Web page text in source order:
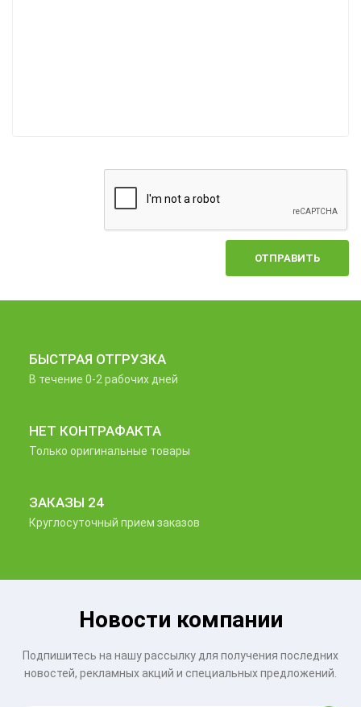
ОТПРАВИТЬ
БЫСТРАЯ ОТГРУЗКА
В течение 0-2 рабочих дней
НЕТ КОНТРАФАКТА
Только оригинальные товары
ЗАКАЗЫ 24
Круглосуточный прием заказов
Новости компании
Подпишитесь на нашу рассылку для получения последних
новостей, рекламных акций и специальных предложений.